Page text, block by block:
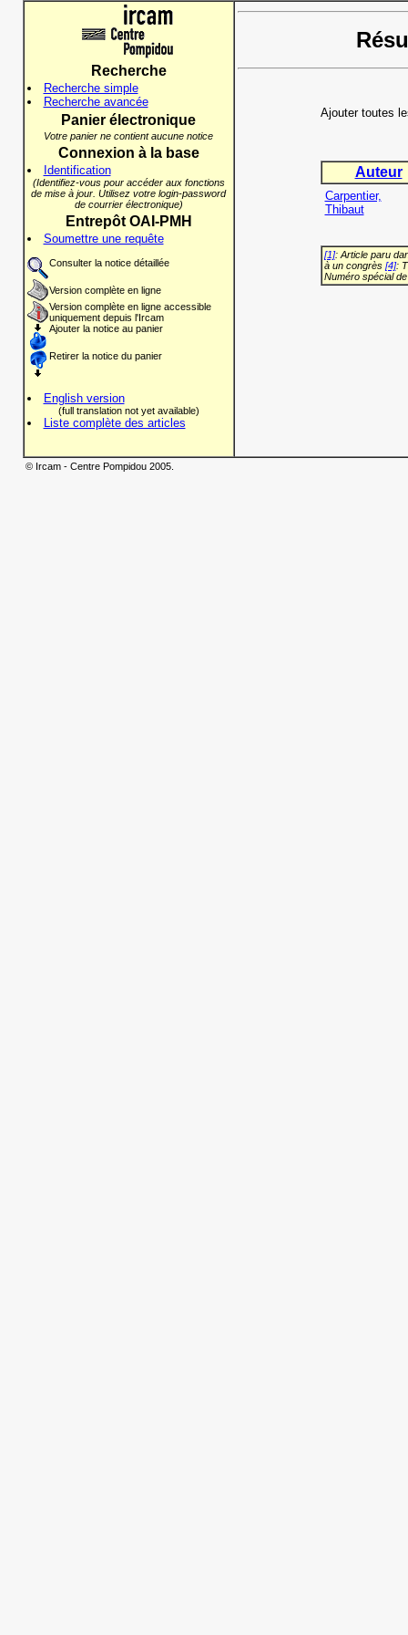
Recherche
Recherche simple
Recherche avancée
Panier électronique
Votre panier ne contient aucune notice
Connexion à la base
Identification
(Identifiez-vous pour accéder aux fonctions
de mise à jour. Utilisez votre login-password
de courrier électronique)
Entrepôt OAI-PMH
Soumettre une requête
Consulter la notice détaillée
Version complète en ligne
Version complète en ligne accessible
uniquement depuis l'Ircam
Ajouter la notice au panier
Retirer la notice du panier
English version
(full translation not yet available)
Liste complète des articles
Ajouter toutes
Auteur
Carpentier,
Thibaut
[1]: Article paru
à un congrès [4]:
Numéro spécial
© Ircam - Centre Pompidou 2005.